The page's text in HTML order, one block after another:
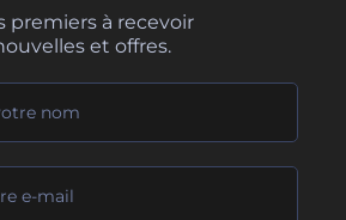
premiers à recevoir
et offres.